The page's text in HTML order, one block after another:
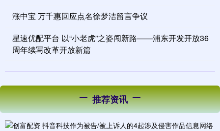
涨中宝 万千惠回应点名徐梦洁留言争议
星速优配平台 以“小老虎”之姿闯新路——浦东开发开放36
周年续写改革开放新篇
推荐资讯